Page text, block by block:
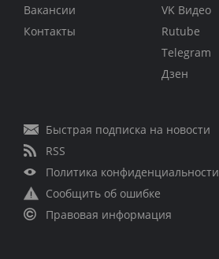
Вакансии
Контакты
VK Видео
Rutube
Telegram
Дзен
Быстрая подписка на новости
RSS
Политика конфиденциальности
Сообщить об ошибке
Правовая информация